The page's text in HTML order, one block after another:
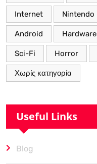
Internet Nintendo
Android Hardware
Sci-Fi Horror
Χωρίς κατηγορία
Useful Links
Blog